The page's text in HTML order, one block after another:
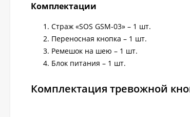
Комплектации
Страж «SOS GSM-03» – 1 шт.
Переносная кнопка – 1 шт.
Ремешок на шею – 1 шт.
Блок питания – 1 шт.
Комплектация тревожной